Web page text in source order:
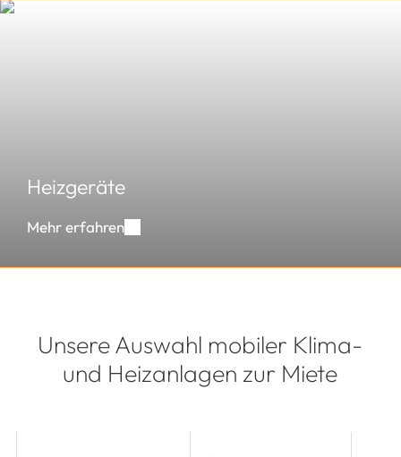
Heizgeräte
Heizgeräte
Mehr erfahren
Unsere Auswahl mobiler Klima-
und Heizanlagen zur Miete